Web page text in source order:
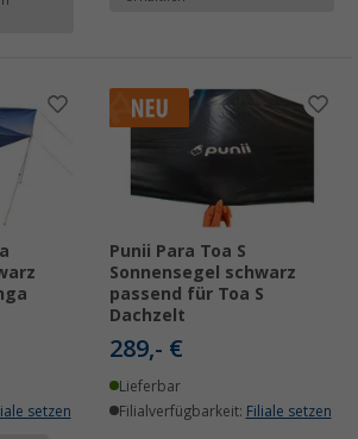
setzen
Punii Para Toa S
Sonnensegel schwarz
passend für Toa S
Dachzelt
289,- €
Lieferbar
Filialverfügbarkeit: Filiale setzen